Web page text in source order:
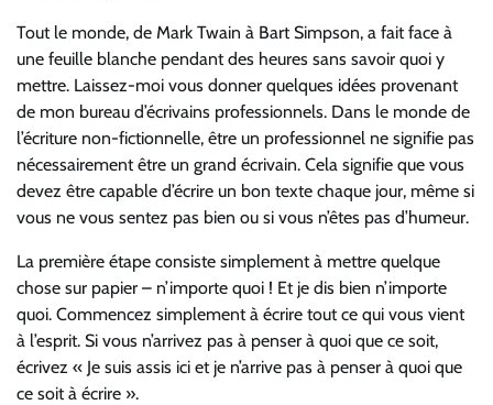
Tout le monde, de Mark Twain à Bart Simpson, a fait face à
une feuille blanche pendant des heures sans savoir quoi y
mettre. Laissez-moi vous donner quelques idées provenant
de mon bureau d’écrivains professionnels. Dans le monde de
l’écriture non-fictionnelle, être un professionnel ne signifie pas
nécessairement être un grand écrivain. Cela signifie que vous
devez être capable d’écrire un bon texte chaque jour, même si
vous ne vous sentez pas bien ou si vous n’êtes pas d’humeur.
La première étape consiste simplement à mettre quelque
chose sur papier – n’importe quoi ! Et je dis bien n’importe
quoi. Commencez simplement à écrire tout ce qui vous vient
à l’esprit. Si vous n’arrivez pas à penser à quoi que ce soit,
écrivez « Je suis assis ici et je n’arrive pas à penser à quoi que
ce soit à écrire ».